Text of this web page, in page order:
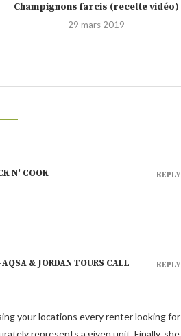
Poêlée de légumes aux olives à la
provençale
N' COOK REPLY
& JORDAN TOURS CALL
your locations every renter looking for
represents a given unit. Finally, she
REPLY